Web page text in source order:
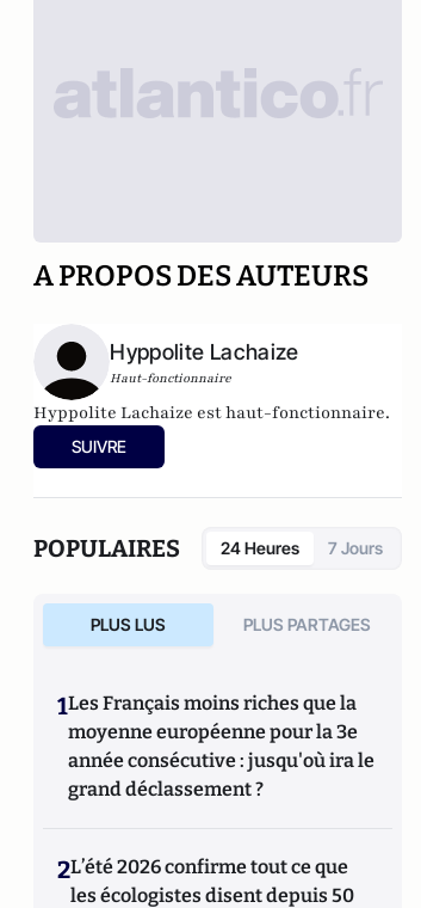
A PROPOS DES AUTEURS
Hyppolite Lachaize
Haut-fonctionnaire
Hyppolite Lachaize est haut-fonctionnaire.
SUIVRE
POPULAIRES 24 Heures 7 Jours
PLUS LUS PLUS PARTAGES
1Les Français moins riches que la
moyenne européenne pour la 3e
année consécutive : jusqu'où ira le
grand déclassement ?
2L’été 2026 confirme tout ce que
les écologistes disent depuis 50